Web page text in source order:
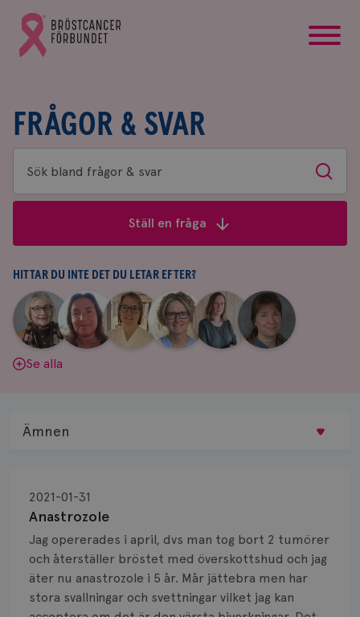
Gå
till
Bröstcancerförbundets
FRÅGOR & SVAR
Sök
bland
&
svar
Sök
Ställ en fråga
HITTAR DU INTE DET DU LETAR EFTER?
Aina
Johnsson
|
Anne
Andersson
Fredrika
Killander
|
Jeanette
Bäcklund
|
Maria
Edegran
|
Yvette
Andersson
Se alla
Anastrozole
2021-01-31
Jag opererades i april, dvs man tog bort 2 tumörer
och återställer bröstet med överskottshud och jag
äter nu anastrozole i 5 år. Mår jättebra men har
stora svallningar och svettningar vilket jag kan
Ämnen
Biopsi
Biverkningar
Bröstvårta